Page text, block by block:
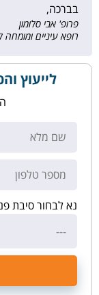
בברכה,
פרופ' אבי סלומון
רופא עיניים ומומחה
לייעוץ
נא לבחור סיבת
---